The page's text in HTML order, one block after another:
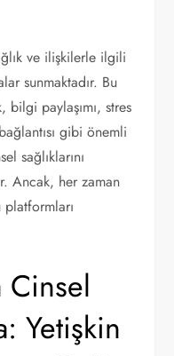
ve ilişkilerle ilgili
sunmaktadır. Bu
bilgi paylaşımı, stres
gibi önemli
sağlıklarını
Ancak, her zaman
Cinsel
Yetişkin